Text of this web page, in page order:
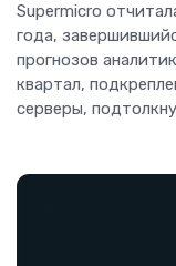
Supermicro
года,
прогнозов
квартал,
серверы,